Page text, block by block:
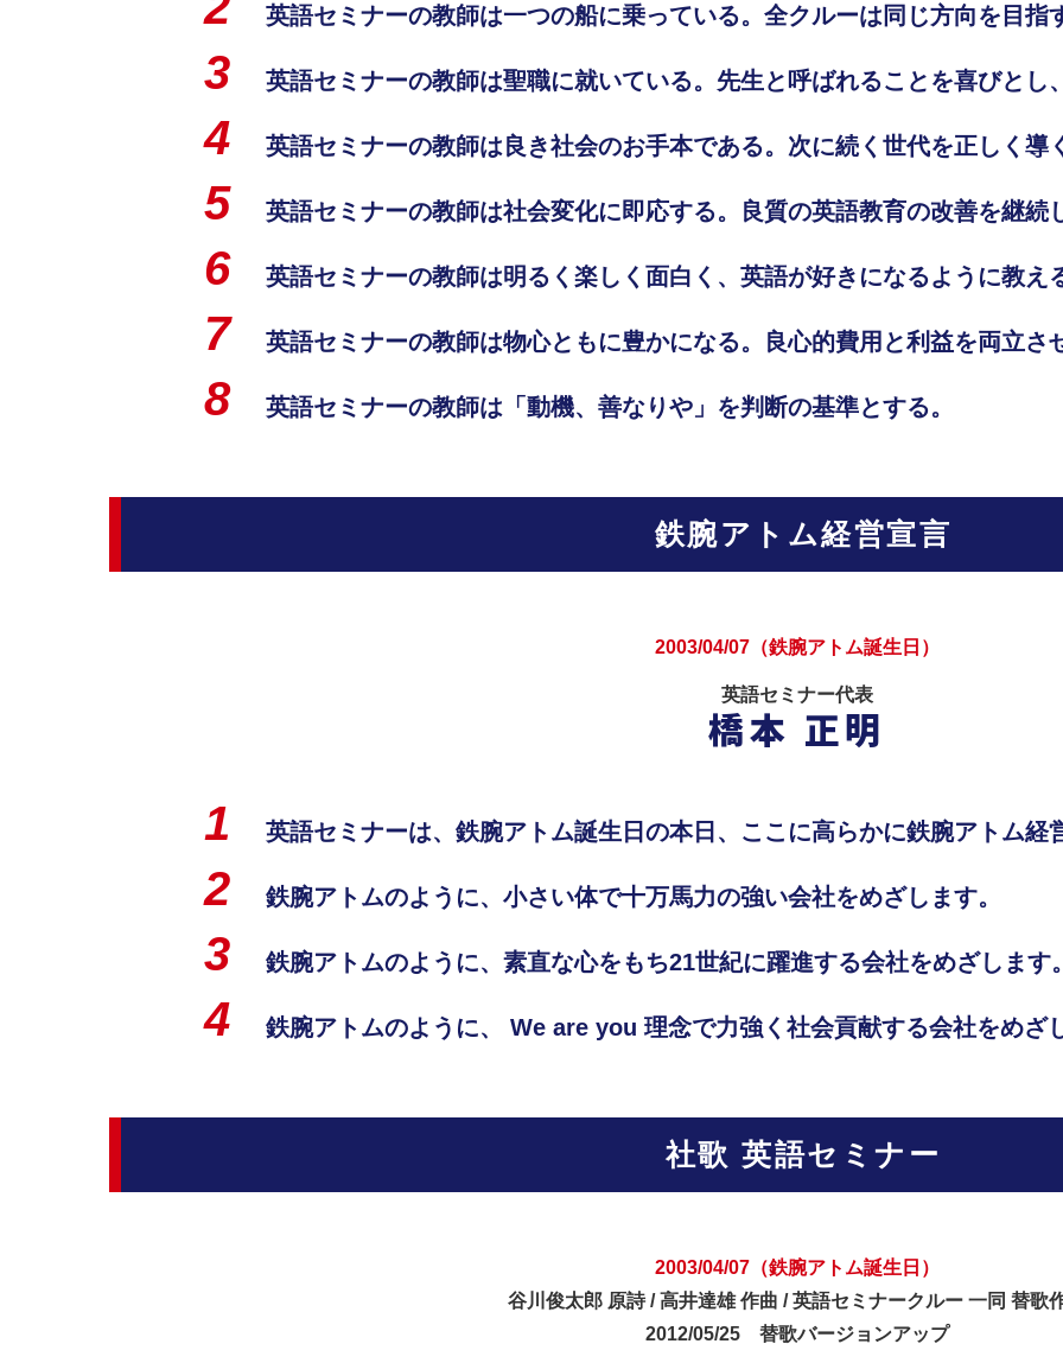
英語セミナーの教師は一つの船に乗っている。全クルーは同じ方向を目指
英語セミナーの教師は聖職に就いている。先生と呼ばれることを喜びとし
英語セミナーの教師は良き社会のお手本である。次に続く世代を正しく導
英語セミナーの教師は社会変化に即応する。良質の英語教育の改善を継続
英語セミナーの教師は明るく楽しく面白く、英語が好きになるように教え
英語セミナーの教師は物心ともに豊かになる。良心的費用と利益を両立さ
英語セミナーの教師は「動機、善なりや」を判断の基準とする。
鉄腕アトム経営宣言
2003/04/07（鉄腕アトム誕生日）
英語セミナー代表
橋本 正明
英語セミナーは、鉄腕アトム誕生日の本日、ここに高らかに鉄腕アトム経
鉄腕アトムのように、小さい体で十万馬力の強い会社をめざします。
鉄腕アトムのように、素直な心をもち21世紀に躍進する会社をめざします。
鉄腕アトムのように、 We are you 理念で力強く社会貢献する会社をめざ
社歌 英語セミナー
2003/04/07（鉄腕アトム誕生日）
谷川俊太郎 原詩 / 高井達雄 作曲 / 英語セミナークルー 一同 替歌
2012/05/25 替歌バージョンアップ